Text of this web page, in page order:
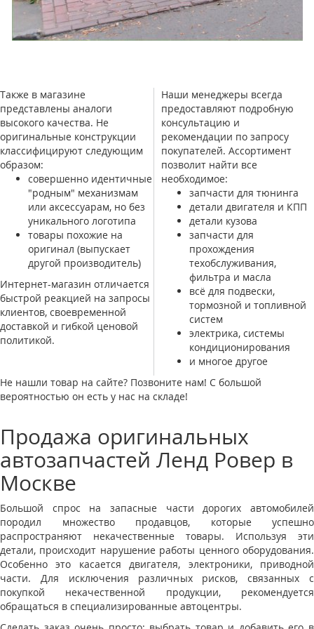
Также в магазине
представлены аналоги
высокого качества. Не
оригинальные конструкции
классифицируют следующим
образом:
совершенно идентичные
"родным" механизмам
или аксессуарам, но без
уникального логотипа
товары похожие на
оригинал (выпускает
другой производитель)
Интернет-магазин отличается
быстрой реакцией на запросы
клиентов, своевременной
доставкой и гибкой ценовой
политикой.
Наши менеджеры всегда
предоставляют подробную
консультацию и
рекомендации по запросу
покупателей. Ассортимент
позволит найти все
необходимое:
запчасти для тюнинга
детали двигателя и КПП
детали кузова
запчасти для
прохождения
техобслуживания,
фильтра и масла
всё для подвески,
тормозной и топливной
систем
электрика, системы
кондиционирования
и многое другое
Не нашли товар на сайте? Позвоните нам! С большой
вероятностью он есть у нас на складе!
Продажа оригинальных
автозапчастей Ленд Ровер в
Москве
Большой спрос на запасные части дорогих автомобилей
породил множество продавцов, которые успешно
распространяют некачественные товары. Используя эти
детали, происходит нарушение работы ценного оборудования.
Особенно это касается двигателя, электроники, приводной
части. Для исключения различных рисков, связанных с
покупкой некачественной продукции, рекомендуется
обращаться в специализированные автоцентры.